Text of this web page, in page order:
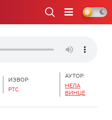
ИЗВОР:
РТС
АУТОР:
НЕЛА
ВИНЦЕ